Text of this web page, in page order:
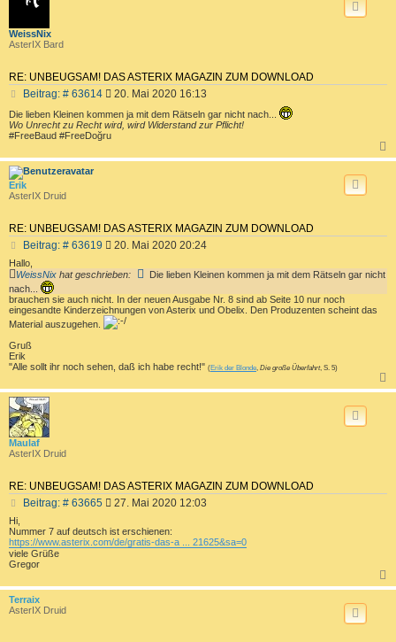
WeissNix
AsterIX Bard
RE: UNBEUGSAM! DAS ASTERIX MAGAZIN ZUM DOWNLOAD
Beitrag: # 63614B
i
t
a
20. Mai 2020 16:13
Die lieben Kleinen kommen ja mit dem Rätseln gar nicht nach...
Wo Unrecht zu Recht wird, wird Widerstand zur Pflicht!
#FreeBaud #FreeDoğru
a
Erik
AsterIX Druid
RE: UNBEUGSAM! DAS ASTERIX MAGAZIN ZUM DOWNLOAD
Beitrag: # 63619B
i
r
a
g
20. Mai 2020 20:24
Hallo,
WeissNix hat geschrieben:
Die lieben Kleinen kommen ja mit dem Rätseln gar nicht
nach...
brauchen sie auch nicht. In der neuen Ausgabe Nr. 8 sind ab Seite 10 nur noch
eingesandte Kinderzeichnungen von Asterix und Obelix. Den Produzenten scheint das
Material auszugehen.
Gruß
Erik
"Alle sollt ihr noch sehen, daß ich habe recht!" (Erik der Blonde Die große Überfahrt, S. 5)
a
Maulaf
AsterIX Druid
RE: UNBEUGSAM! DAS ASTERIX MAGAZIN ZUM DOWNLOAD
Beitrag: # 63665B
i
t
27. Mai 2020 12:03
Hi,
Nummer 7 auf deutsch ist erschienen:
https://www.asterix.com/de/gratis-das-a ... 21625&sa=0
viele Grüße
Gregor
a
Terraix
AsterIX Druid